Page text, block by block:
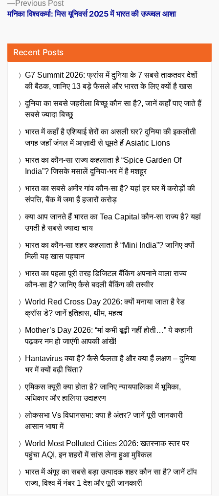
Previous Post
post:
मनिका विश्वकर्मा: मिस यूनिवर्स 2025 में भारत की उज्ज्वल आशा
Recent Posts
G7 Summit 2026: फ्रांस में दुनिया के 7 सबसे ताकतवर देशों
की बैठक, जानिए 13 बड़े फैसले और भारत के लिए क्यों है खास
दुनिया का सबसे जहरीला बिच्छू कौन सा है?, जानें कहाँ पाए जाते हैं
सबसे ज्यादा बिच्छू
भारत में कहाँ है एशियाई शेरों का असली घर? दुनिया की इकलौती
जगह जहाँ जंगल में आज़ादी से घूमते हैं Asiatic Lions
भारत का कौन-सा राज्य कहलाता है “Spice Garden Of
India”? जिसके मसालें दुनिया-भर में है मशहूर
भारत का सबसे अमीर गांव कौन-सा है? यहां हर घर में करोड़ों की
संपत्ति, बैंक में जमा हैं हजारों करोड़
क्या आप जानते हैं भारत का Tea Capital कौन-सा राज्य है? यहां
उगती है सबसे ज्यादा चाय
भारत का कौन-सा शहर कहलाता है “Mini India”? जानिए क्यों
मिली यह खास पहचान
भारत का पहला पूरी तरह डिजिटल बैंकिंग अपनाने वाला राज्य
कौन-सा है? जानिए कैसे बदली बैंकिंग की तस्वीर
World Red Cross Day 2026: क्यों मनाया जाता है रेड
क्रॉस डे? जानें इतिहास, थीम, महत्व
Mother’s Day 2026: “मां कभी बूढ़ी नहीं होती…” ये कहानी
पढ़कर नम हो जाएंगी आपकी आंखें!
Hantavirus क्या है? कैसे फैलता है और क्या हैं लक्षण – दुनिया
भर में क्यों बढ़ी चिंता?
एमिकस क्यूरी क्या होता है? जानिए न्यायपालिका में भूमिका,
अधिकार और हालिया उदाहरण
लोकसभा Vs विधानसभा: क्या है अंतर? जानें पूरी जानकारी
आसान भाषा में
World Most Polluted Cities 2026: खतरनाक स्तर पर
पहुंचा AQI, इन शहरों में सांस लेना हुआ मुश्किल
भारत में अंगूर का सबसे बड़ा उत्पादक शहर कौन सा है? जानें टॉप
राज्य, विश्व में नंबर 1 देश और पूरी जानकारी